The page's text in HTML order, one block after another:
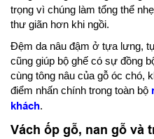
trọng vì chúng làm tổng thể
thư giãn hơn khi ngồi.
Đệm da nâu đậm ở tựa lưng,
cũng giúp bộ ghế có sự đồng
cùng tông nâu của gỗ óc chó,
điểm nhấn chính trong toàn bộ
khách.
Vách ốp gỗ, nan gỗ và